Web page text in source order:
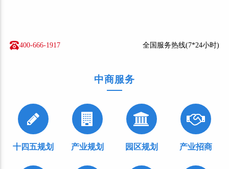
400-666-1917 全国服务热线(7*24小时)
中商服务
十四五规划 产业规划 园区规划 产业招商